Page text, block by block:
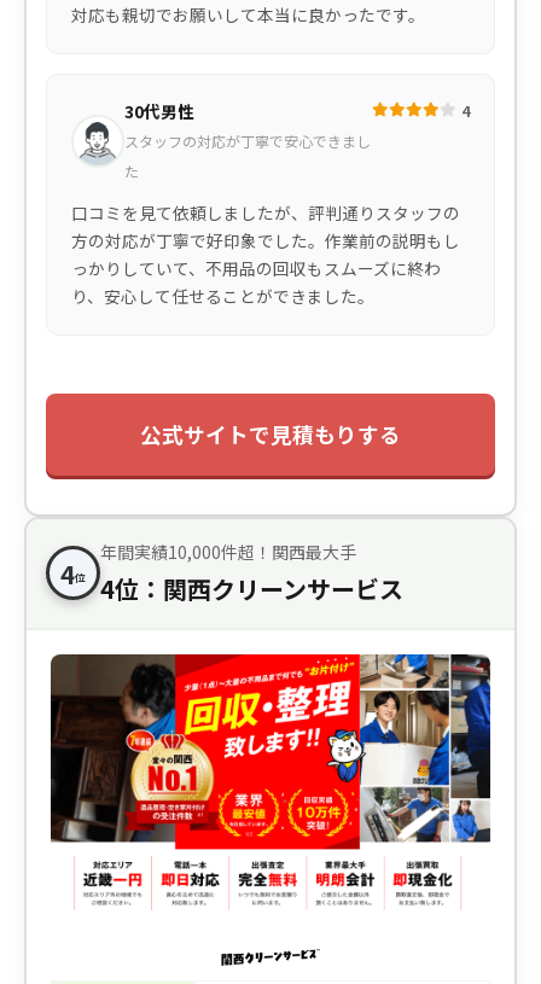
対応も親切でお願いして本当に良かったです。
30代男性
スタッフの対応が丁寧で安心できまし
た
4
口コミを見て依頼しましたが、評判通りスタッフの
方の対応が丁寧で好印象でした。作業前の説明もし
っかりしていて、不用品の回収もスムーズに終わ
り、安心して任せることができました。
公式サイトで見積もりする
4位
年間実績10,000件超！関西最大手
4位：関西クリーンサービス